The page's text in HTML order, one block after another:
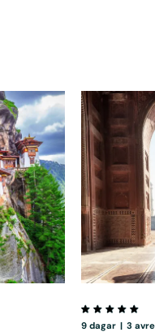
9 dagar | 3